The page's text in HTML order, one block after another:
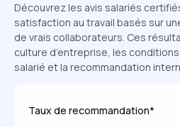
Découvrez les avis salariés
satisfaction au travail basés sur
de vrais collaborateurs. Ces
culture d’entreprise, les
salarié et la recommandation
Taux de recommandation*